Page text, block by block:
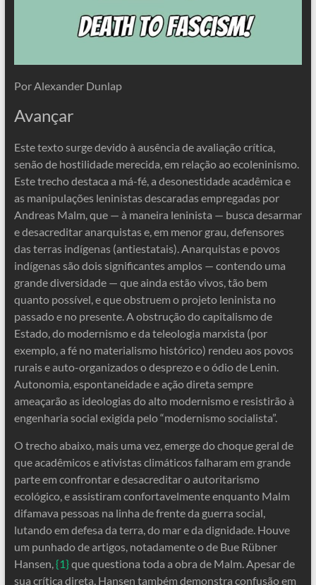
Por Alexander Dunlap
Avançar
Este texto surge devido à ausência de avaliação crítica,
senão de hostilidade merecida, em relação ao ecoleninismo.
Este trecho destaca a má-fé, a desonestidade acadêmica e
as manipulações leninistas descaradas empregadas por
Andreas Malm, que — à maneira leninista — busca desarmar
e desacreditar anarquistas e, em menor grau, defensores
das terras indígenas (antiestatais). Anarquistas e povos
indígenas são dois significantes amplos — contendo uma
grande diversidade — que ainda estão vivos, tão bem
quanto possível, e que obstruem o projeto leninista no
passado e no presente. A obstrução do capitalismo de
Estado, do modernismo e da teleologia marxista (por
exemplo, a fé no materialismo histórico) rendeu aos povos
rurais e auto-organizados o desprezo e o ódio de Lenin.
Autonomia, espontaneidade e ação direta sempre
ameaçarão as ideologias do alto modernismo e resistirão à
engenharia social exigida pelo “modernismo socialista”.
O trecho abaixo, mais uma vez, emerge do choque geral de
que acadêmicos e ativistas climáticos falharam em grande
parte em confrontar e desacreditar o autoritarismo
ecológico, e assistiram confortavelmente enquanto Malm
difamava pessoas na linha de frente da guerra social,
lutando em defesa da terra, do mar e da dignidade. Houve
um punhado de artigos, notadamente o de Bue Rübner
Hansen,{1}que questiona toda a obra de Malm. Apesar de
sua crítica direta, Hansen também demonstra confusão em